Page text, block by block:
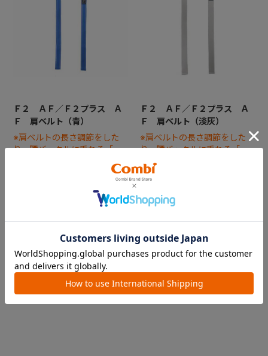
Ｆ２ ＡＦ／Ｆ２プラス Ａ
Ｆ 肩ベルト（青）
※肩ベルトの長さ調節をした
り、腰バックルに重ねる「肩
Ｆ２ ＡＦ／Ｆ２プラス Ａ
Ｆ 肩ベルト（淡灰）
※肩ベルトの長さ調節をした
り、腰バックルに重ねる「肩
バックル」は別売りです
￥1,650